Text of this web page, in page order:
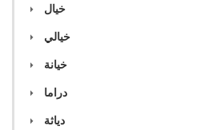
خيال
خيالي
خيانة
دراما
دياثة